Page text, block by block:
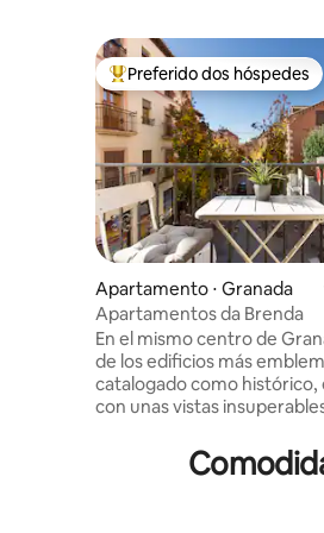
Entre os melhores
Preferido dos hóspedes
Apartamento ⋅ Granada
Apartamentos da Brenda
En el mismo centro de
de los edificios más
catalogado como histórico,
con unas vistas
poder relajarte después